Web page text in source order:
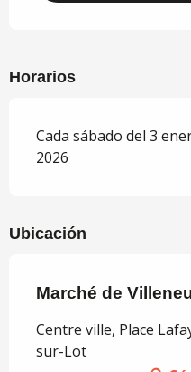
Horarios
Cada sábado del 3
2026
Ubicación
Marché de
Centre ville, Place
sur-Lot